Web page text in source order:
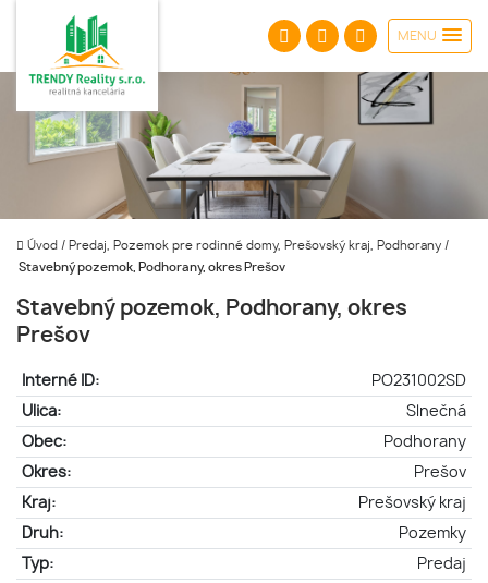
MENU
Úvod / Predaj, Pozemok pre rodinné domy, Prešovský kraj, Podhorany /
Stavebný pozemok, Podhorany, okres Prešov
Stavebný pozemok, Podhorany, okres
Prešov
Interné ID:
PO231002SD
Ulica:
Slnečná
Obec:
Podhorany
Okres:
Prešov
Kraj:
Prešovský kraj
Druh:
Pozemky
Typ:
Predaj